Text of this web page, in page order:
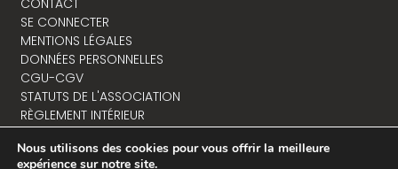
SE CONNECTER
MENTIONS LÉGALES
DONNÉES PERSONNELLES
CGU-CGV
STATUTS DE L'ASSOCIATION
RÈGLEMENT INTÉRIEUR
Nous utilisons des cookies pour vous offrir la meilleure
expérience sur notre site.